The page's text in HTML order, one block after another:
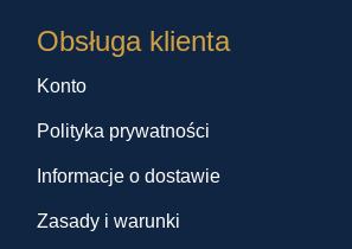
Obsługa klienta
Konto
Polityka prywatności
Informacje o dostawie
Zasady i warunki